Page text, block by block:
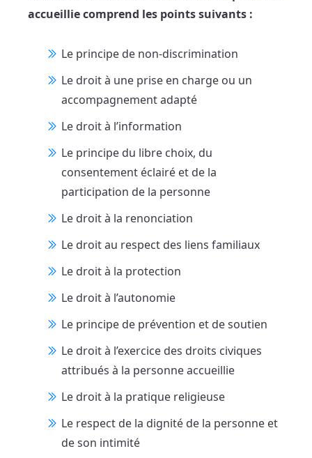
accueillie comprend les points suivants :
Le principe de non-discrimination
Le droit à une prise en charge ou un
accompagnement adapté
Le droit à l’information
Le principe du libre choix, du
consentement éclairé et de la
participation de la personne
Le droit à la renonciation
Le droit au respect des liens familiaux
Le droit à la protection
Le droit à l’autonomie
Le principe de prévention et de soutien
Le droit à l’exercice des droits civiques
attribués à la personne accueillie
Le droit à la pratique religieuse
Le respect de la dignité de la personne et
de son intimité